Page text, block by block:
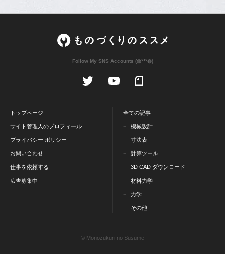
Follow My SNS Accounts (◍ᐡᐤᐡ◍)
トップページ
サイト管理人のプロフィール
プライバシー ポリシー
お問い合わせ
仕事を依頼する
広告募集中
全ての記事
機械設計
寸法表
計算ツール
3D CAD ダウンロード
材料力学
力学
その他
© Monozukuri no Susume